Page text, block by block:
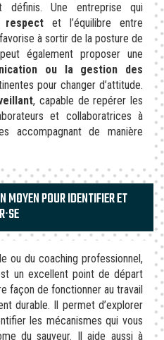
définis. Une entreprise qui
respectet l’équilibre entre
à sortir de la posture de
également proposer une
ou la gestion des
pour changer d’attitude.
, capable de repérer les
et collaboratrices à
accompagnant de manière
MOYEN POUR IDENTIFIER ET
ou du coaching professionnel,
un excellent point de départ
façon de fonctionner au travail
durable. Il permet d’explorer
les mécanismes qui vous
du sauveur. Il aide aussi à